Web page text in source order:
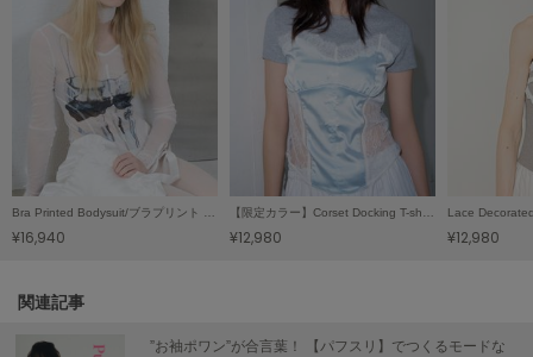
LILY BROWN
リリーブラウン
LILY BROWN Lingerie
リリーブラウンランジェリー
LITTLE UNION TOKYO
リトルユニオン トウキョウ
ミチュ コケット
Bra Printed Bodysuit/ブラプリント ボディスーツ
¥16,940
【限定カラー】Corset Docking T-shirt / コルセットドッキングＴシャツ
¥12,980 ¥12,980
関連記事
”お袖ポワン”が合言葉！ 【パフスリ】でつくるモードな